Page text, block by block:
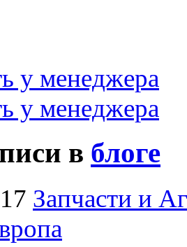
у менеджера
у менеджера
в блоге
Запчасти и